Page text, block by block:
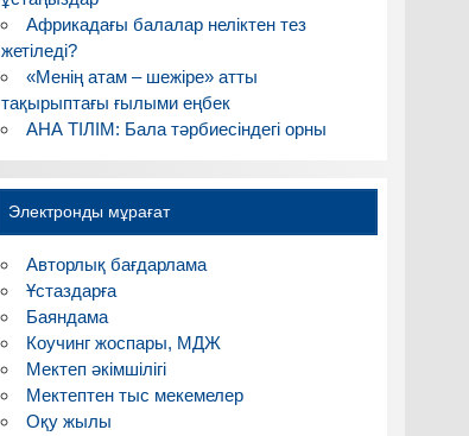
Африкадағы балалар неліктен тез
жетіледі?
«Менің атам – шежіре» атты
тақырыптағы ғылыми еңбек
АНА ТІЛІМ: Бала тәрбиесіндегі орны
Электронды мұрағат
Авторлық бағдарлама
Ұстаздарға
Баяндама
Коучинг жоспары, МДЖ
Мектеп әкімшілігі
Мектептен тыс мекемелер
Оқу жылы